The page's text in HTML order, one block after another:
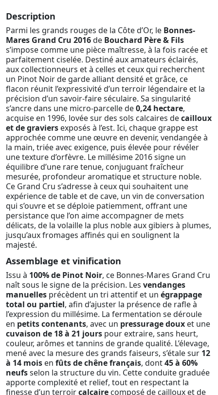
Description
Parmi les grands rouges de la Côte d’Or, le Bonnes-
Mares Grand Cru 2016de Bouchard Père & Fils
s’impose comme une pièce maîtresse, à la fois racée et
parfaitement ciselée. Destiné aux amateurs éclairés,
aux collectionneurs et à celles et ceux qui recherchent
un Pinot Noir de garde alliant densité et grâce, ce
flacon réunit l’expressivité d’un terroir légendaire et la
précision d’un savoir-faire séculaire. Sa singularité
s’ancre dans une micro-parcelle de0,24 hectare,
acquise en 1996, lovée sur des sols calcaires decailloux
et de graviers exposés à l’est. Ici, chaque grappe est
approchée comme une œuvre en devenir, vendangée à
la main, triée avec exigence, puis élevée pour révéler
une texture d’orfèvre. Le millésime 2016 signe un
équilibre d’une rare tenue, conjuguant fraîcheur
mesurée, profondeur aromatique et structure noble.
Ce Grand Cru s’adresse à ceux qui souhaitent une
expérience de table et de cave, un vin de conversation
qui s’ouvre et se déploie patiemment, offrant une
persistance que l’on aime accompagner de mets
délicats, de la volaille la plus noble aux gibiers à plumes,
jusqu’aux fromages affinés qui en soulignent la
majesté.
Assemblage et vinification
Issu à 100% de Pinot Noir, ce Bonnes-Mares Grand Cru
naît sous le signe de la précision. Les vendanges
manuelles précèdent un tri attentif et un égrappage
total ou partiel, afin d’ajuster la présence de rafle à
l’expression du millésime. La fermentation se déroule
en petits contenants, avec un pressurage doux et une
cuvaison de 18 à 21 jours pour extraire, sans heurt,
couleur, arômes et tannins de grande qualité. L’élevage,
mené avec la mesure des grands faiseurs, s’étale sur 12
à 14 mois en fûts de chêne français, dont45 à 60%
neufsselon la structure du vin. Cette conduite graduée
apporte complexité et relief, tout en respectant la
finesse d’un terroircalcaire composé de cailloux et de